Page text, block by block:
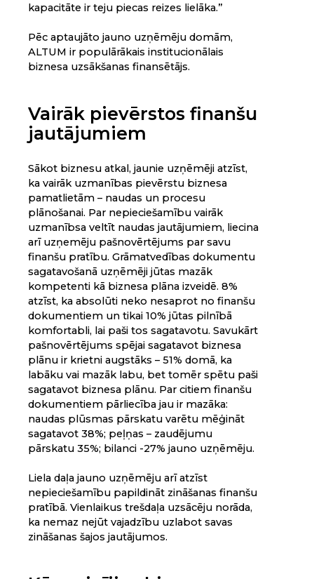
kapacitāte ir teju piecas reizes lielāka.”
Pēc aptaujāto jauno uzņēmēju domām,
ALTUM ir populārākais institucionālais
biznesa uzsākšanas finansētājs.
Vairāk pievērstos finanšu
jautājumiem
Sākot biznesu atkal, jaunie uzņēmēji atzīst,
ka vairāk uzmanības pievērstu biznesa
pamatlietām – naudas un procesu
plānošanai. Par nepieciešamību vairāk
uzmanībsa veltīt naudas jautājumiem, liecina
arī uzņemēju pašnovērtējums par savu
finanšu pratību. Grāmatvedības dokumentu
sagatavošanā uzņēmēji jūtas mazāk
kompetenti kā biznesa plāna izveidē. 8%
atzīst, ka absolūti neko nesaprot no finanšu
dokumentiem un tikai 10% jūtas pilnībā
komfortabli, lai paši tos sagatavotu. Savukārt
pašnovērtējums spējai sagatavot biznesa
plānu ir krietni augstāks – 51% domā, ka
labāku vai mazāk labu, bet tomēr spētu paši
sagatavot biznesa plānu. Par citiem finanšu
dokumentiem pārliecība jau ir mazāka:
naudas plūsmas pārskatu varētu mēģināt
sagatavot 38%; peļņas – zaudējumu
pārskatu 35%; bilanci -27% jauno uzņēmēju.
Liela daļa jauno uzņēmēju arī atzīst
nepieciešamību papildināt zināšanas finanšu
pratībā. Vienlaikus trešdaļa uzsācēju norāda,
ka nemaz nejūt vajadzību uzlabot savas
zināšanas šajos jautājumos.